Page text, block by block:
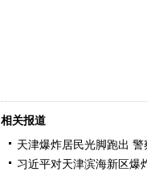
相关报道
天津爆炸居民光脚跑出
习近平对天津滨海新区爆